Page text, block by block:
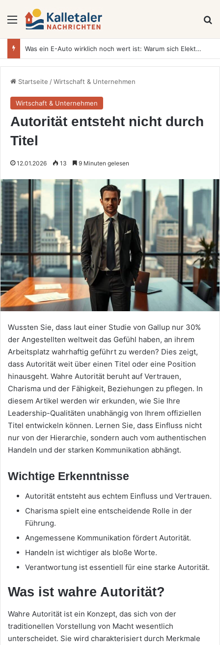
Menü
Kinderbetten 90×190 – Die perfekte Wahl für wachsende Kinder
Startseite /Wirtschaft & Unternehmen
Wirtschaft & Unternehmen
Autorität entsteht nicht durch
Titel
12.01.2026 13 9 Minuten gelesen
Wussten Sie, dass laut einer Studie von Gallup nur 30%
der Angestellten weltweit das Gefühl haben, an ihrem
Arbeitsplatz wahrhaftig geführt zu werden? Dies zeigt,
dass Autorität weit über einen Titel oder eine Position
hinausgeht. Wahre Autorität beruht auf Vertrauen,
Charisma und der Fähigkeit, Beziehungen zu pflegen. In
diesem Artikel werden wir erkunden, wie Sie Ihre
Leadership-Qualitäten unabhängig von Ihrem offiziellen
Titel entwickeln können. Lernen Sie, dass Einfluss nicht
nur von der Hierarchie, sondern auch vom authentischen
Handeln und der starken Kommunikation abhängt.
Wichtige Erkenntnisse
Autorität entsteht aus echtem Einfluss und Vertrauen.
Charisma spielt eine entscheidende Rolle in der
Führung.
Angemessene Kommunikation fördert Autorität.
Handeln ist wichtiger als bloße Worte.
Verantwortung ist essentiell für eine starke Autorität.
Was ist wahre Autorität?
Wahre Autorität ist ein Konzept, das sich von der
traditionellen Vorstellung von Macht wesentlich
unterscheidet. Sie wird charakterisiert durch Merkmale